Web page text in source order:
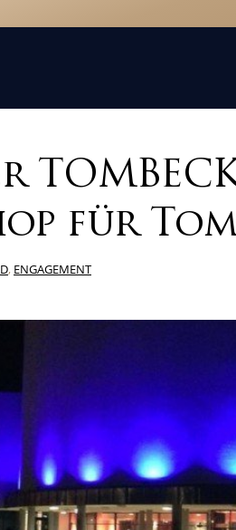
für
, ENGAGEMENT